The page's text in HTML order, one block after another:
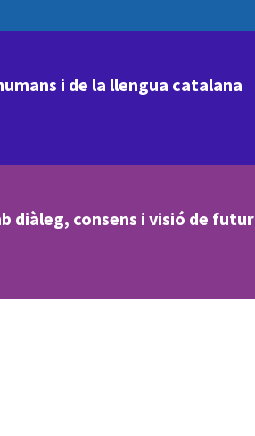
i de la llengua catalana
diàleg, consens i visió de futur